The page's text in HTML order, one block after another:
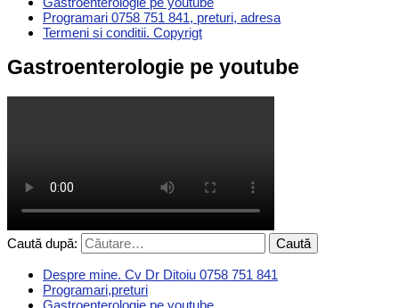
Programari 0758 751 841, preturi, adresa
Termeni si conditii. Copyrigt
Gastroenterologie pe youtube
Caută după:
Despre mine. Cv Dr Ditoiu 0758 751 841
Programari,preturi
Gastroenterologie pe youtube